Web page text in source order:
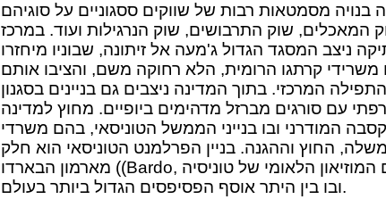
בנויה מסמטאות רבות של שווקים ססגוניים על סוגיהם
המאכלים, שוק התרבושים, שוק הנרגילות ועוד. במרכז
ניצב המסגד הגדול ג'מעה אל זיתונה, שבוניו מיחזרו
משרידי קרתגו הרומית, הלא רחוקה משם, והציבו אותם
המרכזי. בתוך המדינה ניצבים גם בניינים בסגנון
עם סורגים מברזל מדהימים ביופיים. מחוץ למדינה
המודרני ובו בנייני הממשל הטוניסאי, בהם משרדי
החוץ וההגנה. בניין הפרלמנט הטוניסאי הוא חלק
מארמון הבארדו ((Bardo, שבו ממוקם המוזיאון הלאומי של טוניסיה
ובו בין היתר אוסף הפסיפסים הגדול ביותר בעולם.